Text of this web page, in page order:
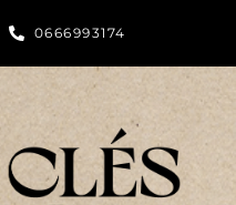
0666993174